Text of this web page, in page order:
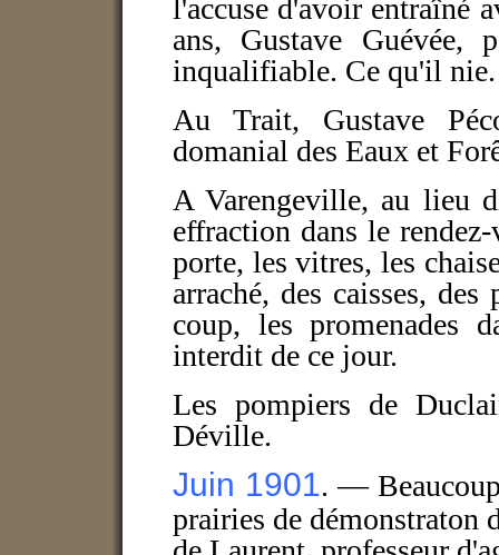
l'accuse d'avoir entraîné
ans, Gustave
inqualifiable. Ce qu'il
Au Trait, Gustave
domanial des Eaux et
A Varengeville, au lieu
effraction dans le
porte, les vitres, les
arraché, des caisses,
coup, les promenades
interdit de ce jour.
Les pompiers de
Déville.
Juin 1901. —
prairies de démonstraton